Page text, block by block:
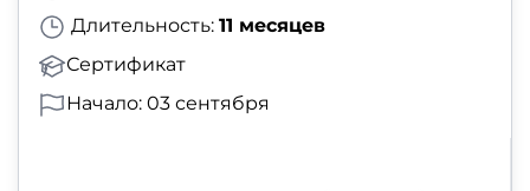
Длительность: 11 месяцев
Сертификат
Начало: 03 сентября